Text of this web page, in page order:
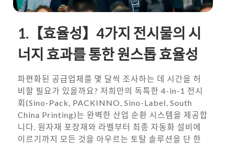
1.【효율성】4가지 전시물의 시
너지 효과를 통한 원스톱 효율성
파편화된 공급업체를 몇 달씩 조사하는 데 시간을 허
비할 필요가 있을까요? 저희만의 독특한 4-in-1 전시
회(Sino-Pack, PACKINNO, Sino-Label, South
China Printing)는 완벽한 산업 순환 시스템을 제공합
니다. 원자재 포장재와 라벨부터 최종 자동화 설비에
이르기까지 모든 것을 아우르는 토탈 솔루션을 단 한